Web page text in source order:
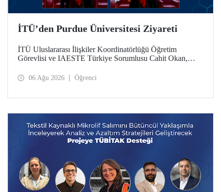
İTÜ’den Purdue Üniversitesi Ziyareti
İTÜ Uluslararası İlişkiler Koordinatörlüğü Öğretim
Görevlisi ve IAESTE Türkiye Sorumlusu Cahit Okan,
Temmuz tarihlerinde ABD’de dünyanın önde gelen
06 Ağu 2026 Öğrenci